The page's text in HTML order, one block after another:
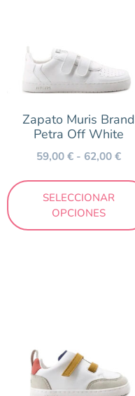
Zapato Muris Brand
Petra Off White
59,00€ - 62,00€
SELECCIONAR
OPCIONES